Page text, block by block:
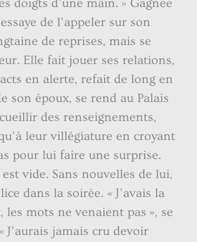
doigts d’une main. » Gagnée
de l’appeler sur son
de reprises, mais se
Elle fait jouer ses relations,
en alerte, refait de long en
son époux, se rend au Palais
des renseignements,
leur villégiature en croyant
pour lui faire une surprise.
vide. Sans nouvelles de lui,
dans la soirée. « J’avais la
mots ne venaient pas », se
J’aurais jamais cru devoir